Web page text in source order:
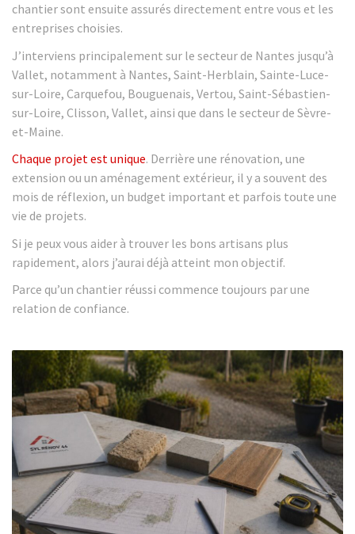
chantier sont ensuite assurés directement entre vous et les
entreprises choisies.
J’interviens principalement sur le secteur de Nantes jusqu’à
Vallet, notamment à Nantes, Saint-Herblain, Sainte-Luce-
sur-Loire, Carquefou, Bouguenais, Vertou, Saint-Sébastien-
sur-Loire, Clisson, Vallet, ainsi que dans le secteur de Sèvre-
et-Maine.
Chaque projet est unique. Derrière une rénovation, une
extension ou un aménagement extérieur, il y a souvent des
mois de réflexion, un budget important et parfois toute une
vie de projets.
Si je peux vous aider à trouver les bons artisans plus
rapidement, alors j’aurai déjà atteint mon objectif.
Parce qu’un chantier réussi commence toujours par une
relation de confiance.